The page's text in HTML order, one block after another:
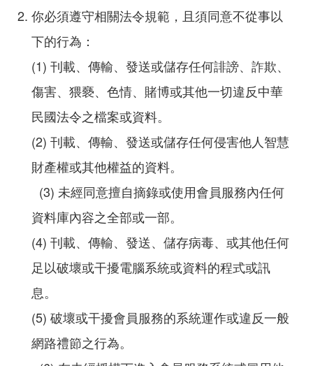
你必須遵守相關法令規範，且須同意不從事以
下的行為：
(1) 刊載、傳輸、發送或儲存任何誹謗、詐欺、
傷害、猥褻、色情、賭博或其他一切違反中華
民國法令之檔案或資料。
(2) 刊載、傳輸、發送或儲存任何侵害他人智慧
財產權或其他權益的資料。
(3) 未經同意擅自摘錄或使用會員服務內任何
資料庫內容之全部或一部。
(4) 刊載、傳輸、發送、儲存病毒、或其他任何
足以破壞或干擾電腦系統或資料的程式或訊
息。
(5) 破壞或干擾會員服務的系統運作或違反一般
網路禮節之行為。